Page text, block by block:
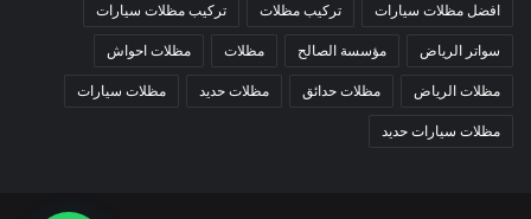
افضل مظلات سيارات تركيب مظلات تركيب مظلات سيارات
سواتر الرياض مؤسسة الصالح مظلات مظلات احواش
مظلات الرياض مظلات حدائق مظلات حديد مظلات سيارات
مظلات سيارات حديد